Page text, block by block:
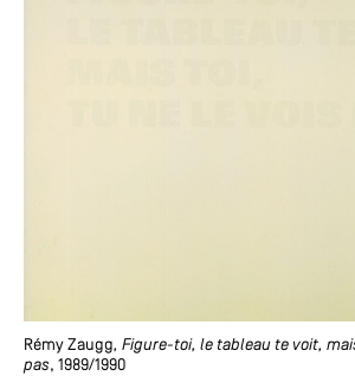
Rémy Zaugg, Figure-toi, le tableau te voit,
pas, 1989/1990